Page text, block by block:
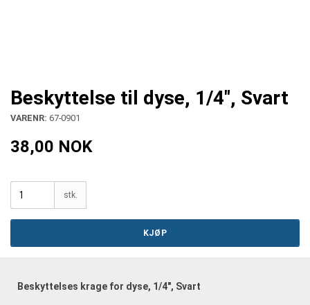
Beskyttelse til dyse, 1/4", Svart
VARENR: 67-0901
38,00 NOK
stk.
KJØP
Beskyttelses krage for dyse, 1/4", Svart